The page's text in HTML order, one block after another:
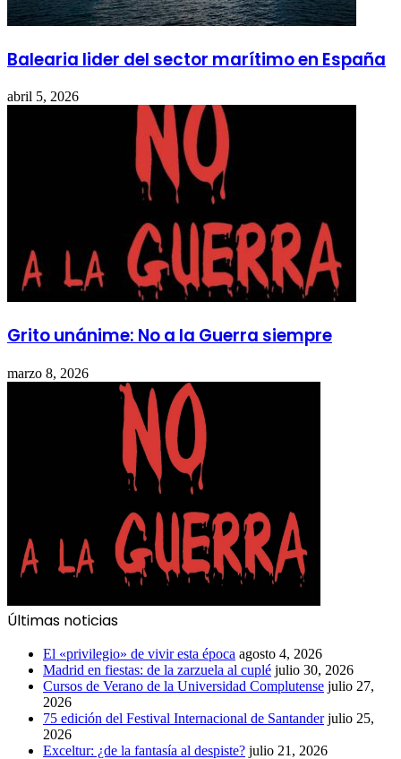
Balearia lider del sector marítimo en España
abril 5, 2026
Grito unánime: No a la Guerra siempre
marzo 8, 2026
Últimas noticias
El «privilegio» de vivir esta época agosto 4, 2026
Madrid en fiestas: de la zarzuela al cuplé julio 30, 2026
Cursos de Verano de la Universidad Complutense julio 27,
2026
75 edición del Festival Internacional de Santander julio 25,
2026
Exceltur: ¿de la fantasía al despiste? julio 21, 2026